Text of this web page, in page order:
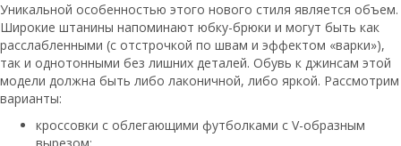
Уникальной особенностью этого нового стиля является объем.
Широкие штанины напоминают юбку-брюки и могут быть как
расслабленными (с отстрочкой по швам и эффектом «варки»),
так и однотонными без лишних деталей. Обувь к джинсам этой
модели должна быть либо лаконичной, либо яркой. Рассмотрим
варианты:
кроссовки с облегающими футболками с V-образным